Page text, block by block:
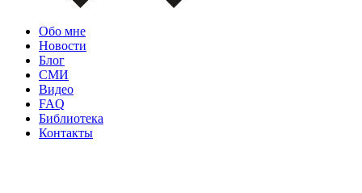
Обо мне
Новости
Блог
СМИ
Видео
FAQ
Библиотека
Контакты